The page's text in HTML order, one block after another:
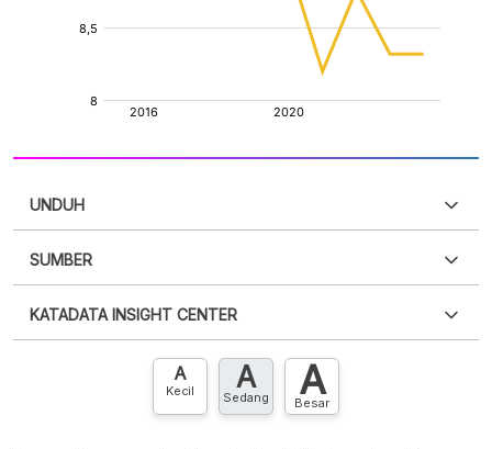
UNDUH
XLS
SUMBER
punya akun?Silakan Daftar sekarang
KATADATA INSIGHT CENTER
Hubungi sekarang »
A
Kecil A
Sedang A
Besar